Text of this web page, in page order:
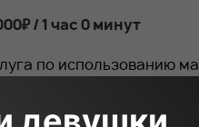
/ 1 час 0 минут
по использованию